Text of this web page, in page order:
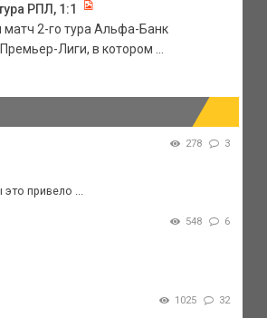
РПЛ, 1:1
2-го тура Альфа-Банк
Лиги, в котором ...
278 3
привело ...
548 6
1025 32